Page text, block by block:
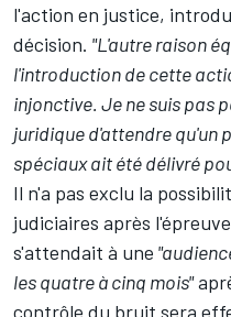
l'action en justice,
décision. "L'autre raison
l'introduction de cette
injonctive. Je ne suis pas
juridique d'attendre qu'un
spéciaux ait été délivré
Il n'a pas exclu la
judiciaires après
s'attendait à une
les quatre à cinq mois"
contrôle du bruit sera